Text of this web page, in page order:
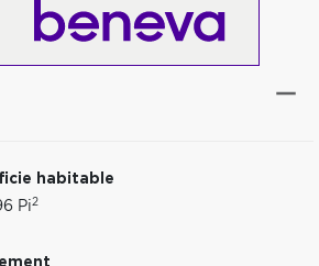
habitable
Pi2